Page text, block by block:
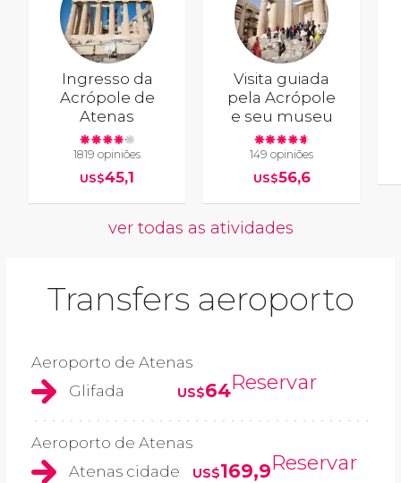
Ingresso da
Acrópole de
Atenas
1819 opiniões
US$45,1
Visita guiada
pela Acrópole
e seu museu
149 opiniões
US$56,6
ver todas as atividades
Transfers aeroporto
Aeroporto de Atenas
Glifada
US$64Reservar
Aeroporto de Atenas
Atenas cidade
US$169,9Reservar